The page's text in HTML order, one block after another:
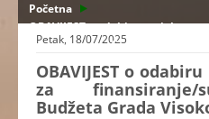
Početna
OBAVIJEST o odabiru projekata
finansiranje/sufinansiranje iz
2025.godinu
Petak, 18/07/2025
OBAVIJEST o
za finansiranje/
Budžeta Grada